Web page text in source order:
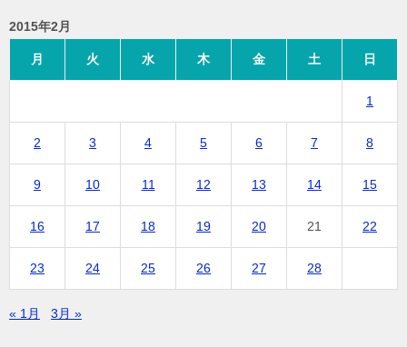
2015年2月
月 火 水 木 金 土 日
1
2 3 4 5 6 7 8
9 10 11 12 13 14 15
16 17 18 19 20 21 22
23 24 25 26 27 28
« 1月 3月 »